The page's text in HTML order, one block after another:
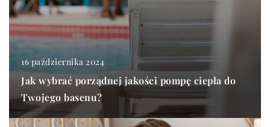
16 października 2024
Jak wybrać porządnej jakości pompę ciepła do
Twojego basenu?